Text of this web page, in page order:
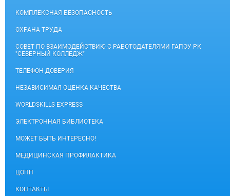
КОМПЛЕКСНАЯ БЕЗОПАСНОСТЬ
ОХРАНА ТРУДА
СОВЕТ ПО ВЗАИМОДЕЙСТВИЮ С РАБОТОДАТЕЛЯМИ ГАПОУ РК
"СЕВЕРНЫЙ КОЛЛЕДЖ"
ТЕЛЕФОН ДОВЕРИЯ
НЕЗАВИСИМАЯ ОЦЕНКА КАЧЕСТВА
WORLDSKILLS EXPRESS
ЭЛЕКТРОННАЯ БИБЛИОТЕКА
МОЖЕТ БЫТЬ ИНТЕРЕСНО!
МЕДИЦИНСКАЯ ПРОФИЛАКТИКА
ЦОПП
КОНТАКТЫ